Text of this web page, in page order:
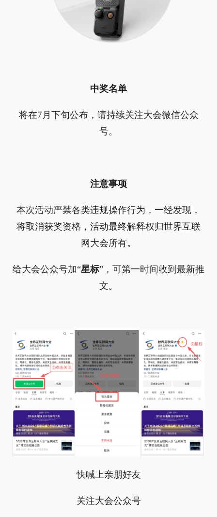
中奖名单
将在7月下旬公布，请持续关注大会微信公众
号。
注意事项
本次活动严禁各类违规操作行为，一经发现，
将取消获奖资格，活动最终解释权归世界互联
网大会所有。
给大会公众号加“星标”，可第一时间收到最新推
文。
快喊上亲朋好友
关注大会公众号